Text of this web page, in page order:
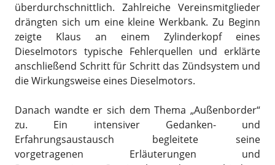
überdurchschnittlich. Zahlreiche Vereinsmitglieder
drängten sich um eine kleine Werkbank. Zu Beginn
zeigte Klaus an einem Zylinderkopf eines
Dieselmotors typische Fehlerquellen und erklärte
anschließend Schritt für Schritt das Zündsystem und
die Wirkungsweise eines Dieselmotors.
Danach wandte er sich dem Thema „Außenborder“
zu. Ein intensiver Gedanken- und
Erfahrungsaustausch begleitete seine
vorgetragenen Erläuterungen und